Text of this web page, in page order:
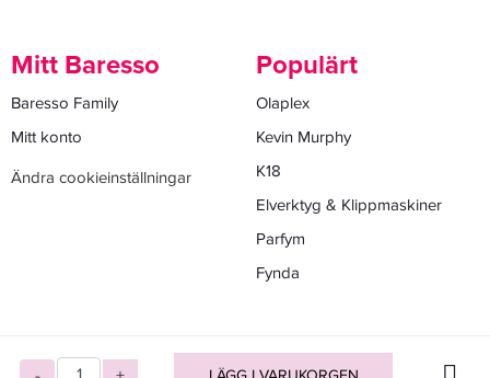
Mitt Baresso
Baresso Family
Mitt konto
Ändra cookieinställningar
Populärt
Olaplex
Kevin Murphy
K18
Elverktyg & Klippmaskiner
Parfym
Fynda